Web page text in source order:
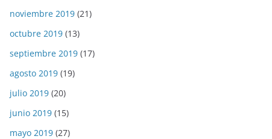
noviembre 2019 (21)
octubre 2019 (13)
septiembre 2019 (17)
agosto 2019 (19)
julio 2019 (20)
junio 2019 (15)
mayo 2019 (27)